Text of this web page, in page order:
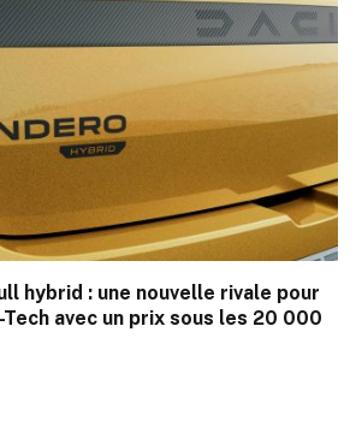
hybrid : une nouvelle rivale pour
Tech avec un prix sous les 20 000